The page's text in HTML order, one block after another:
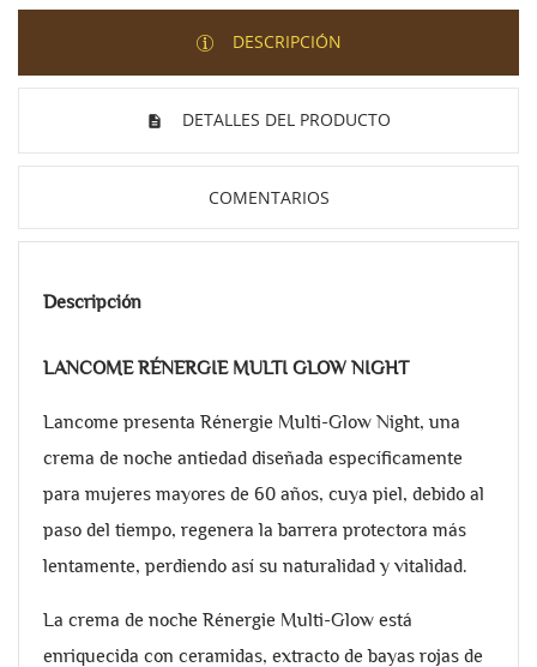
DESCRIPCIÓN
DETALLES DEL PRODUCTO
COMENTARIOS
Descripción
LANCOME RÉNERGIE MULTI GLOW NIGHT
Lancome presenta Rénergie Multi-Glow Night, una
crema de noche antiedad diseñada específicamente
para mujeres mayores de 60 años, cuya piel, debido al
paso del tiempo, regenera la barrera protectora más
lentamente, perdiendo así su naturalidad y vitalidad.
La crema de noche Rénergie Multi-Glow está
enriquecida con ceramidas, extracto de bayas rojas de